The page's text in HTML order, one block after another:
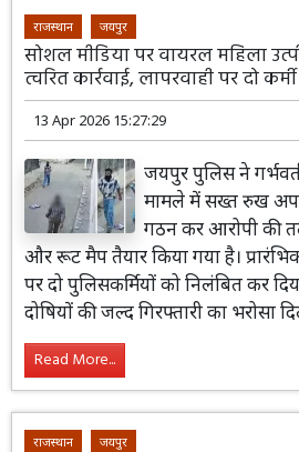
राजस्थान जयपुर
सोशल मीडिया पर वायरल महिला
त्वरित कार्रवाई, लापरवाही पर दो
13 Apr 2026 15:27:29
जयपुर पुलिस ने
मामले में सख्त रुख
गठन कर आरोपी की
और रूट मैप तैयार किया गया है।
पर दो पुलिसकर्मियों को निलंबित कर
दोषियों की जल्द गिरफ्तारी का भरोसा
Read More...
राजस्थान जयपुर